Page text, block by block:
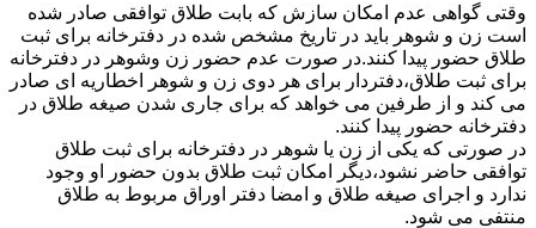
وقتی گواهی عدم امکان سازش که بابت طلاق توافقی صادر شده
است زن و شوهر باید در تاریخ مشخص شده در دفترخانه برای ثبت
طلاق حضور پیدا کنند.در صورت عدم حضور زن وشوهر در دفترخانه
برای ثبت طلاق،دفتردار برای هر دوی زن و شوهر اخطاریه ای صادر
می کند و از طرفین می خواهد که برای جاری شدن صیغه طلاق در
دفترخانه حضور پیدا کنند.
در صورتی که یکی از زن یا شوهر در دفترخانه برای ثبت طلاق
توافقی حاضر نشود،دیگر امکان ثبت طلاق بدون حضور او وجود
ندارد و اجرای صیغه طلاق و امضا دفتر اوراق مربوط به طلاق
منتفی می شود.